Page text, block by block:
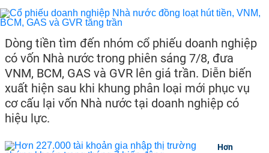
Dòng tiền tìm đến nhóm cổ phiếu doanh nghiệp
có vốn Nhà nước trong phiên sáng 7/8, đưa
VNM, BCM, GAS và GVR lên giá trần. Diễn biến
xuất hiện sau khi khung phân loại mới phục vụ
cơ cấu lại vốn Nhà nước tại doanh nghiệp có
hiệu lực.
Hơn